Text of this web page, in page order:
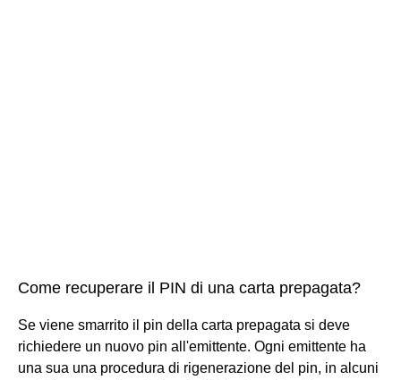
Come recuperare il PIN di una carta prepagata?
Se viene smarrito il pin della carta prepagata si deve
richiedere un nuovo pin all'emittente. Ogni emittente ha
una sua una procedura di rigenerazione del pin, in alcuni